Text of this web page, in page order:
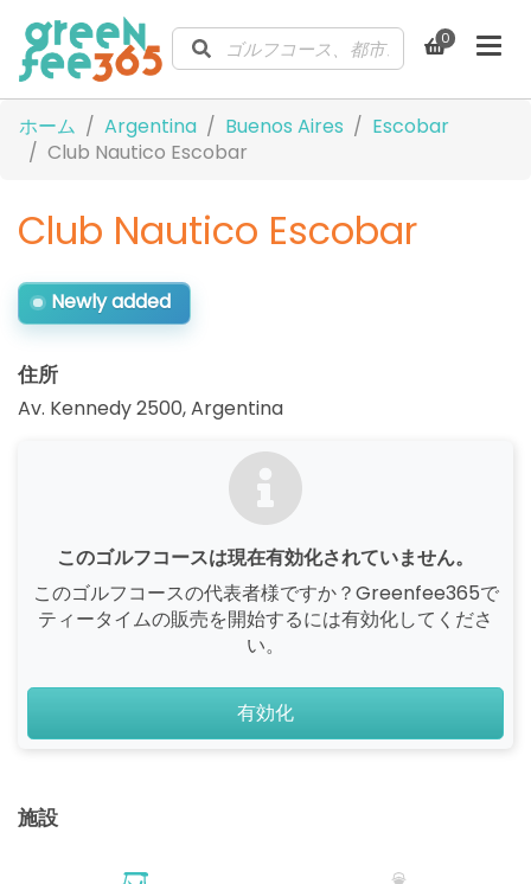
0
ホーム Argentina Buenos Aires
Escobar
Club Nautico Escobar
Club Nautico Escobar
Newly added
住所
Av. Kennedy 2500,Argentina
このゴルフコースは現在有効化されていません。
このゴルフコースの代表者様ですか？Greenfee365で
ティータイムの販売を開始するには有効化してくださ
い。
有効化
施設